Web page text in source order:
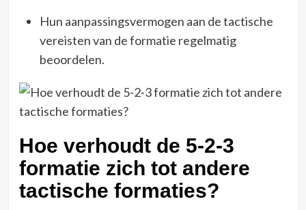
Hun aanpassingsvermogen aan de tactische
vereisten van de formatie regelmatig
beoordelen.
Hoe verhoudt de 5-2-3
formatie zich tot andere
tactische formaties?